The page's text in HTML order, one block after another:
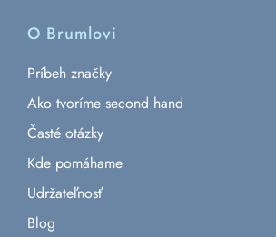
O Brumlovi
Príbeh značky
Ako tvoríme second hand
Časté otázky
Kde pomáhame
Udržateľnosť
Blog